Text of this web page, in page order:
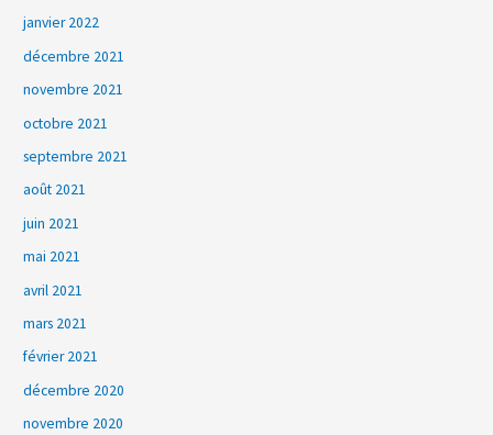
janvier 2022
décembre 2021
novembre 2021
octobre 2021
septembre 2021
août 2021
juin 2021
mai 2021
avril 2021
mars 2021
février 2021
décembre 2020
novembre 2020